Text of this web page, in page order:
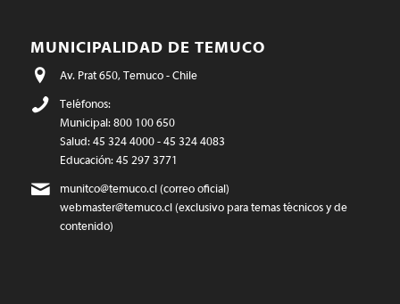
MUNICIPALIDAD DE TEMUCO
Av. Prat 650, Temuco - Chile
Teléfonos:
Municipal: 800 100 650
Salud: 45 324 4000 - 45 324 4083
Educación: 45 297 3771
munitco@temuco.cl(correo oficial)
webmaster@temuco.cl(exclusivo para temas técnicos y de
contenido)